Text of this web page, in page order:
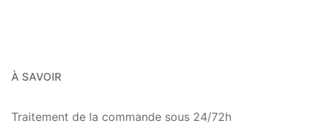
À SAVOIR
Traitement de la commande sous 24/72h